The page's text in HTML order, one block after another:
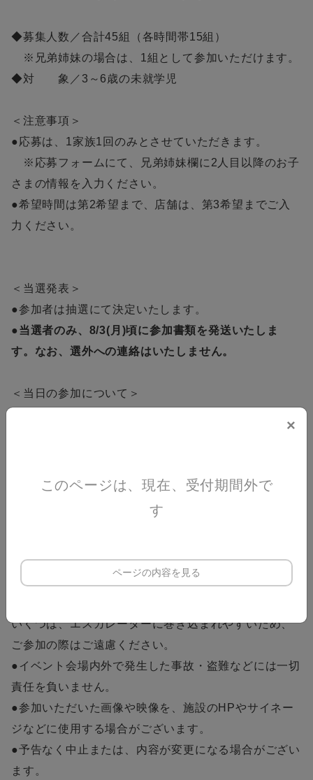
◆募集人数／合計45組（各時間帯15組）
※兄弟姉妹の場合は、1組として参加いただけます。
◆対 象／3～6歳の未就学児
＜注意事項＞
●応募は、1家族1回のみとさせていただきます。
※応募フォームにて、兄弟姉妹欄に2人目以降のお子
さまの情報を入力ください。
●希望時間は第2希望まで、店舗は、第3希望までご入
力ください。
＜当選発表＞
●参加者は抽選にて決定いたします。
●当選者のみ、8/3(月)頃に参加書類を発送いたしま
す。なお、選外への連絡はいたしません。
＜当日の参加について＞
●当選されたお客さまは、当日までに購入したい商品を
必要があれば取り置きされるなどのご対応をお願いし
●当選されたお客さまは、必ずエコバッグをお持ちくだ
さい。
いくつは、エスカレーターに巻き込まれやすいため、
ご参加の際はご遠慮ください。
●イベント会場内外で発生した事故・盗難などには一切
責任を負いません。
●参加いただいた画像や映像を、施設のHPやサイネー
ジなどに使用する場合がございます。
●予告なく中止または、内容が変更になる場合がござい
ます。
×
このページは、現在、受付期間外で
す
ページの内容を見る